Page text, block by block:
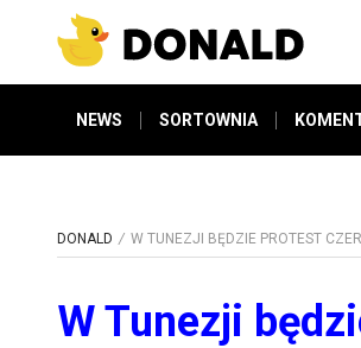
NEWS SORTOWNIA
DONALD W TUNEZJI BĘDZIE PROTEST
W Tunezji